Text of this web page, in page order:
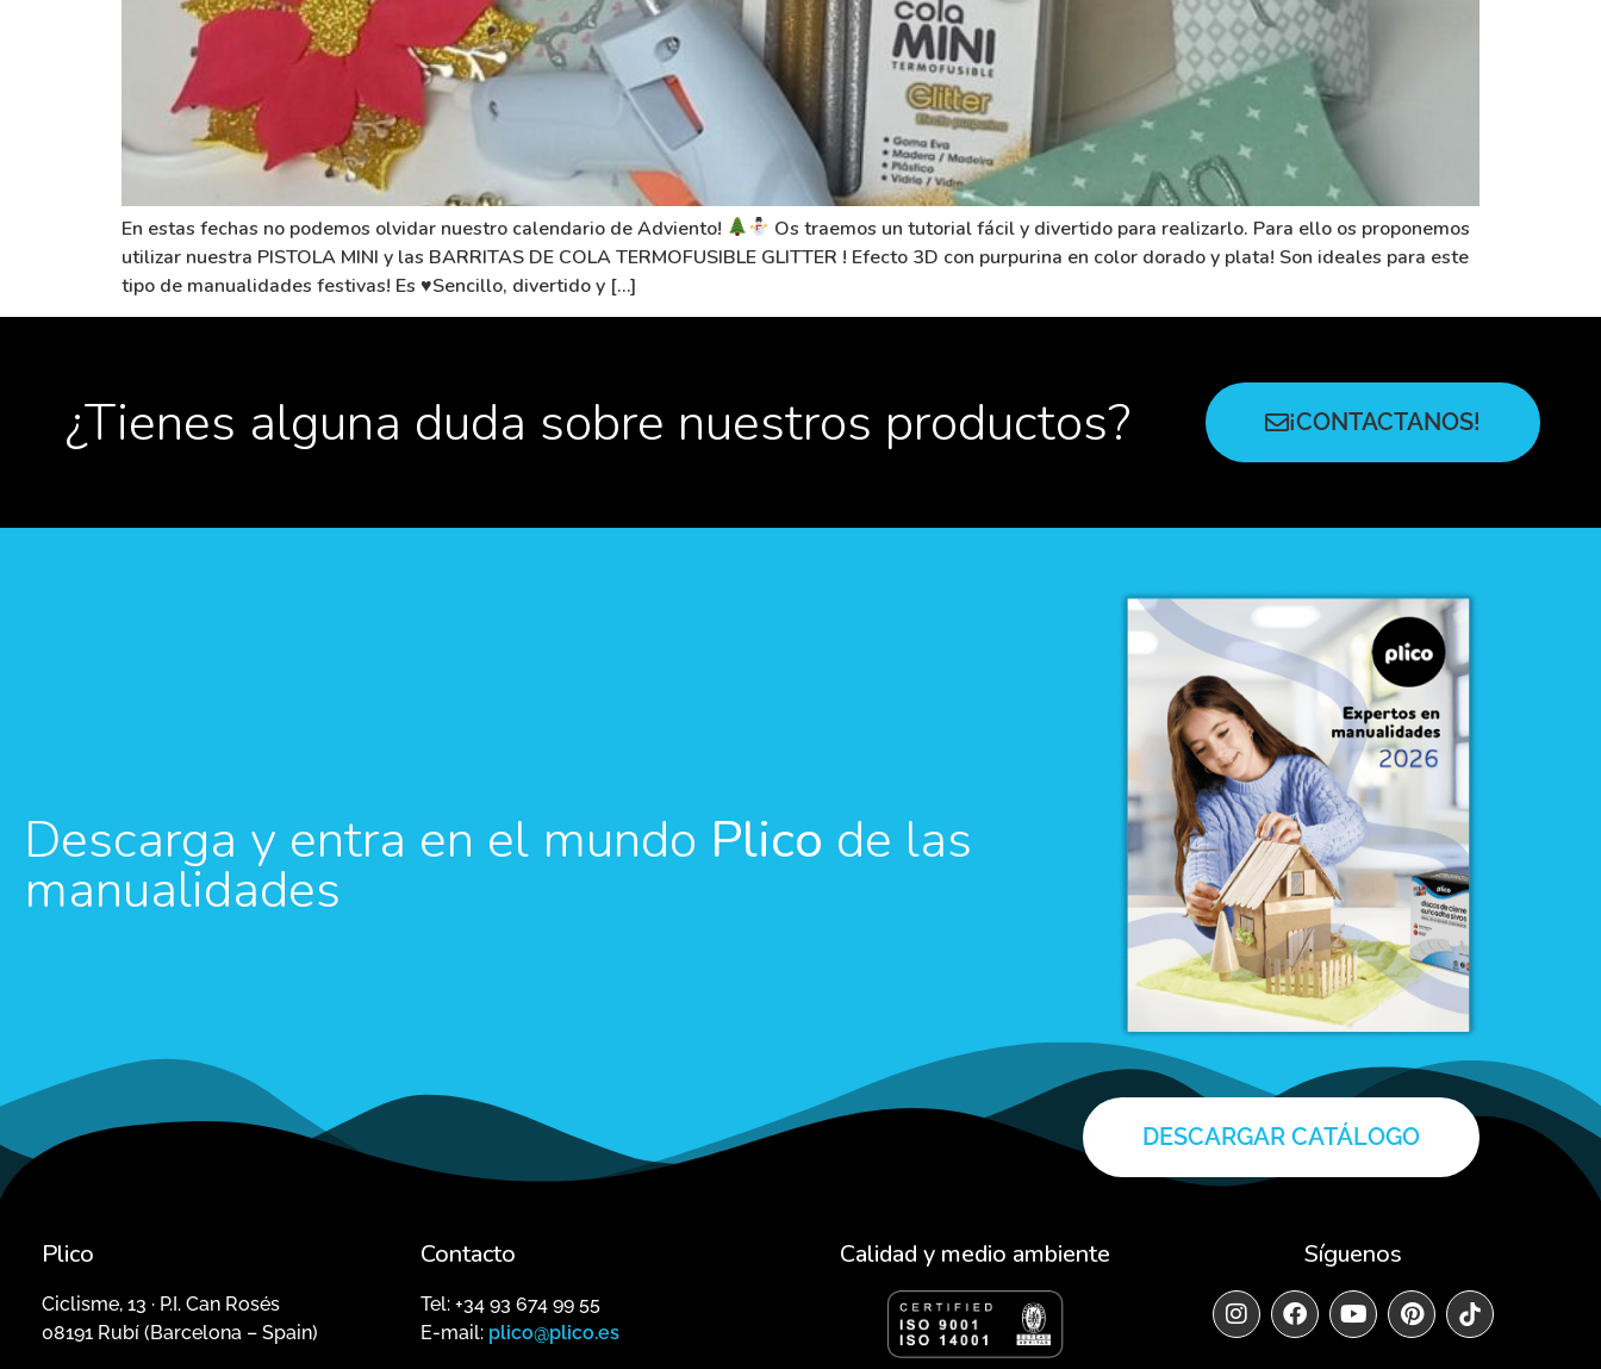
En estas fechas no podemos olvidar nuestro calendario de Adviento!
Os traemos un tutorial fácil y divertido para realizarlo. Para ello os proponemos
utilizar nuestra PISTOLA MINI y las BARRITAS DE COLA TERMOFUSIBLE GLITTER ! Efecto 3D con purpurina en color dorado y plata! Son ideales para este
tipo de manualidades festivas! Es ♥️Sencillo, divertido y […]
¿Tienes alguna duda sobre nuestros productos? ¡CONTACTANOS!
Descarga y entra en el mundo Plico de las
manualidades
DESCARGAR CATÁLOGO
Plico
Ciclisme, 13 · P.I. Can Rosés
08191 Rubí (Barcelona – Spain)
Contacto
Tel: +34 93 674 99 55
E-mail: plico@plico.es
Calidad y medio ambiente Síguenos